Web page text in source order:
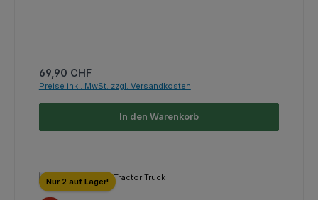
Regulärer Preis:
69,90 CHF
Preise inkl. MwSt. zzgl. Versandkosten
In den Warenkorb
Nur 2 auf Lager!